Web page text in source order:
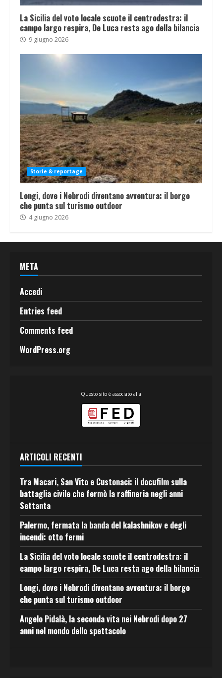
La Sicilia del voto locale scuote il centrodestra: il
campo largo respira, De Luca resta ago della bilancia
9 giugno 2026
Storie & reportage
Longi, dove i Nebrodi diventano avventura: il borgo
che punta sul turismo outdoor
4 giugno 2026
META
Accedi
Entries feed
Comments feed
WordPress.org
Questo sito è associato alla
ARTICOLI RECENTI
Tra Macari, San Vito e Custonaci: il docufilm sulla
battaglia civile che fermò la raffineria negli anni
Settanta
Palermo, fermata la banda del kalashnikov e degli
incendi: otto fermi
La Sicilia del voto locale scuote il centrodestra: il
campo largo respira, De Luca resta ago della bilancia
Longi, dove i Nebrodi diventano avventura: il borgo
che punta sul turismo outdoor
Angelo Pidalà, la seconda vita nei Nebrodi dopo 27
anni nel mondo dello spettacolo